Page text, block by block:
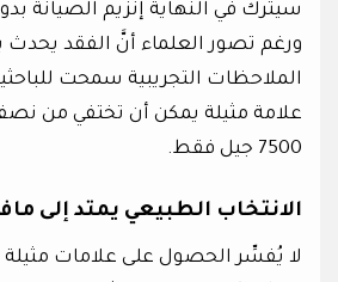
سيترك في النهاية إنزيم الصيانة
ورغم تصور العلماء أنَّ الفقد يحدث
الملاحظات التجريبية سمحت
علامة مثيلة يمكن أن تختفي من
7500 جيل فقط.
الانتخاب الطبيعي يمتد إلى
لا يُفسِّر الحصول على علامات مثيلة